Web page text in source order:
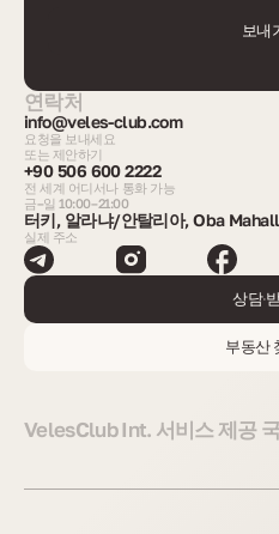
보내
연락처
info@veles-club.com
요청을 보내세요
또는 제안하기
+90 506 600 2222
전 세계 어디서나 통화 가능
금–일 10:00–21:00
터키, 알라냐/안탈리아, Oba
실제 주소
상담
부동산
VelesClub Int. 서비스 제공